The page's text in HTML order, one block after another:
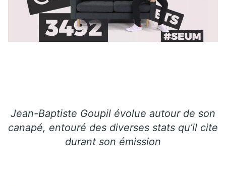
Jean-Baptiste Goupil évolue autour de son
canapé, entouré des diverses stats qu’il cite
durant son émission